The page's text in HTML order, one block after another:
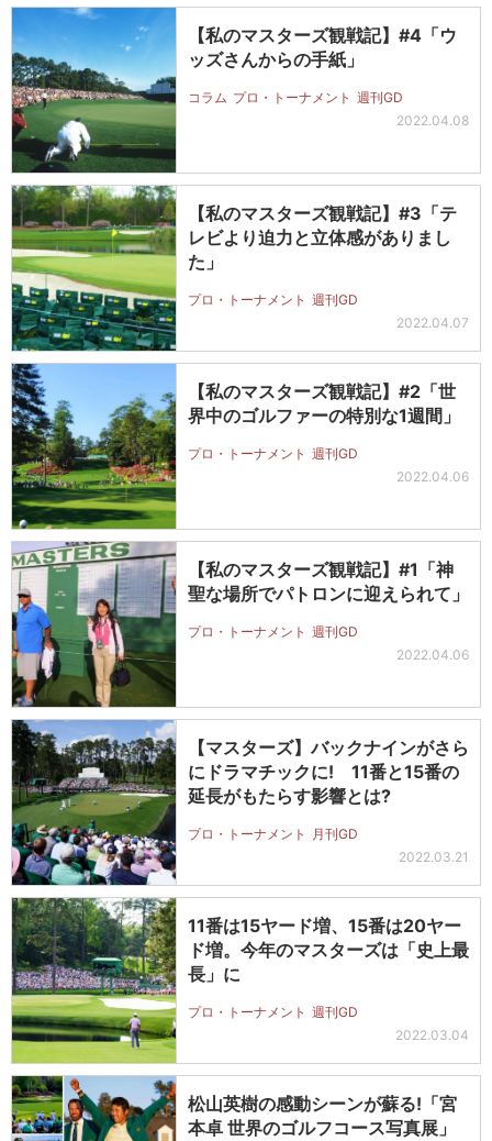
【私のマスターズ観戦記】#4「ウ
ッズさんからの手紙」
コラム プロ・トーナメント 週刊GD
2022.04.08
【私のマスターズ観戦記】#3「テ
レビより迫力と立体感がありまし
た」
プロ・トーナメント 週刊GD
2022.04.07
【私のマスターズ観戦記】#2「世
界中のゴルファーの特別な1週間」
プロ・トーナメント 週刊GD
2022.04.06
【私のマスターズ観戦記】#1「神
聖な場所でパトロンに迎えられて」
プロ・トーナメント 週刊GD
2022.04.06
【マスターズ】バックナインがさら
にドラマチックに! 11番と15番の
延長がもたらす影響とは?
プロ・トーナメント
月刊GD
2022.03.21
11番は15ヤード増、15番は20ヤー
ド増。今年のマスターズは「史上最
長」に
プロ・トーナメント 週刊GD
2022.03.04
松山英樹の感動シーンが蘇る!「宮
本卓 世界のゴルフコース写真展」